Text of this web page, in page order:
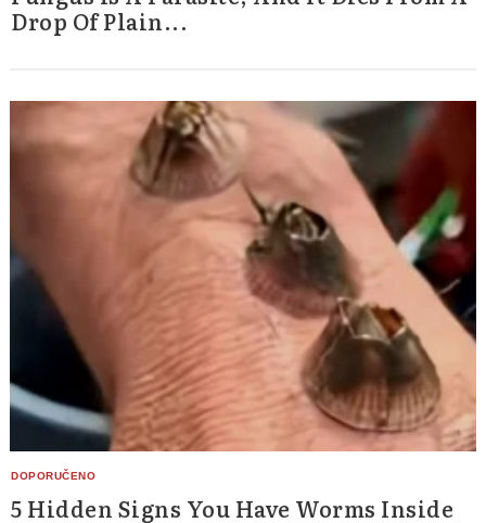
Drop Of Plain...
5 Hidden Signs You Have Worms Inside